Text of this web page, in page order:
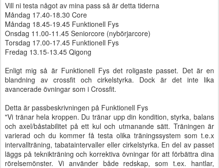
Vill ni testa något av mina pass så är detta tiderna
Måndag 17.40-18.30 Core
Måndag 18.45-19.45 Funktionell Fys
Onsdag 11.00-11.45 Seniorcore (nybörjarcore)
Torsdag 17.00-17.45 Funktionell Fys
Fredag 13.15-13.45 Qigong
Enligt mig så är Funktionell Fys det roligaste passet. Det är en
blandning av crossfit och cirkelstyrka. Dock är det inte lika
avancerade övningar som i Crossfit.
Detta är passbeskrivningen på Funktionell Fys
"Vi tränar hela kroppen. Du tränar upp din kondition, styrka, balans
och axel/båstabilitet på ett kul och utmanande sätt. Träningen är
varierad och du kommer få testa olika träningssystem som t.e.x
intervallträning, tabataintervaller eller cirkelstyrka. En del av passet
läggs på teknikträning och korrektiva övningar för att förbättra dina
rörelsemönster. Vi använder både redskap, som t.ex. hantlar,